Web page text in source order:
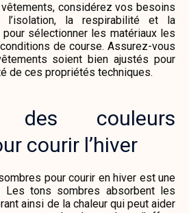
considérez vos besoins
l’isolation, la respirabilité et la
pour sélectionner les matériaux les
de course. Assurez-vous
soient bien ajustés pour
de ces propriétés techniques.
des couleurs
courir l’hiver
pour courir en hiver est une
Les tons sombres absorbent les
ainsi de la chaleur qui peut aider